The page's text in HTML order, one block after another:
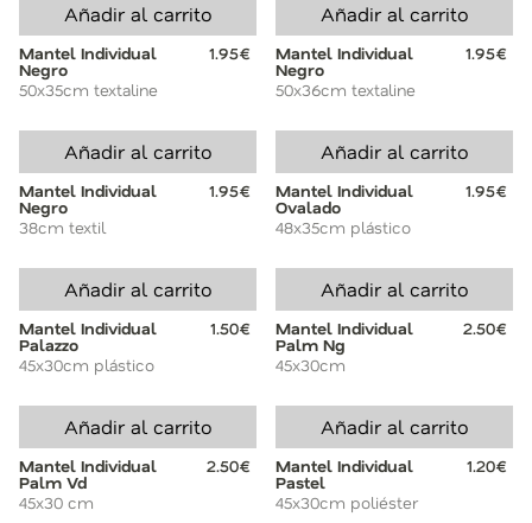
Añadir al carrito
Mantel Individual
Negro
1.95€
50x35cm textaline
Añadir al carrito
Mantel Individual
Negro
1.95€
50x36cm textaline
Añadir al carrito
Mantel Individual
Negro
1.95€
38cm textil
Añadir al carrito
Mantel Individual
Ovalado
1.95€
48x35cm plástico
Añadir al carrito
Mantel Individual
Palazzo
1.50€
45x30cm plástico
Añadir al carrito
Mantel Individual
Palm Ng
2.50€
45x30cm
Añadir al carrito
Mantel Individual
Palm Vd
2.50€
45x30 cm
Añadir al carrito
Mantel Individual
Pastel
1.20€
45x30cm poliéster